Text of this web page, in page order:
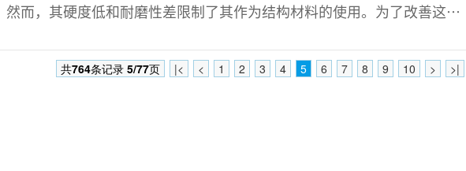
然而，其硬度低和耐磨性差限制了其作为结构材料的使用。为了改善这些
|< < 1 2 3 4 5 6 7 8 9 10 > >|
共764条记录 5/77页